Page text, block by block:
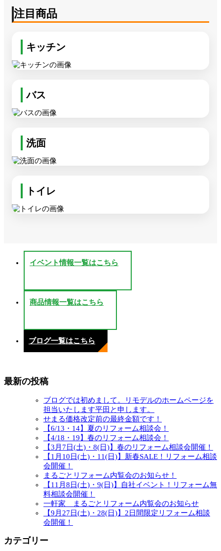
注目商品
キッチン
バス
洗面
トイレ
イベント情報一覧はこちら
商品情報一覧はこちら
ブログ一覧はこちら
最新の投稿
ブログでは初めまして。リモデルのホームページを
担当いたします平田と申します。
せまる価格改定前の最終金額です！
【6/13・14】夏のリフォーム相談会！
【4/18・19】春のリフォーム相談会！
【3月7日(土)・8(日)】春のリフォーム相談会開催！
【1月10日(土)・11(日)】新春SALE！リフォーム相談
会開催！
まるごとリフォーム内覧会のお知らせ！
【11月8日(土)・9(日)】自社イベント！リフォーム無
料相談会開催！
一軒家 まるごとリフォーム内覧会のお知らせ
【9月27日(土)・28(日)】2日間限定リフォーム相談
会開催！
カテゴリー